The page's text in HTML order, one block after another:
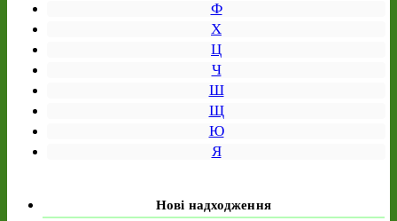
Ф
Х
Ц
Ч
Ш
Щ
Ю
Я
Нові надходження